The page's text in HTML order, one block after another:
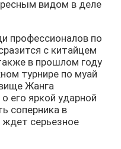
видом в деле
профессионалов по
с китайцем
в прошлом году
турнире по муай
Жанга
его яркой ударной
соперника в
серьезное